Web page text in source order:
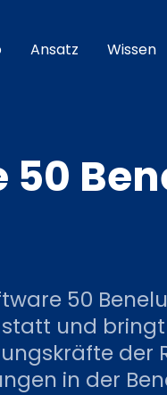
Ansatz Wissen
50
50
und
der
in der